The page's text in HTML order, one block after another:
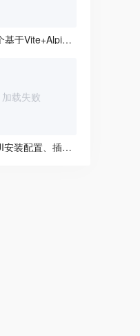
创建一个基于Vite+Alpine.js+Basecoat+Tailwind的Asp.Net MVC站点
加载失败
ComfyUI安装配置、插件管理与二次开发指南